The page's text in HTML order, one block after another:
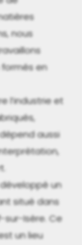
nous
formés en
l’industrie et
aussi
un
situé dans
sur-Isère. Ce
un lieu